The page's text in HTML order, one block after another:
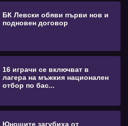
БК Левски обяви първи нов и
подновен договор
16 играчи се включват в
лагера на мъжкия национален
отбор по бас...
Юношите загубиха от